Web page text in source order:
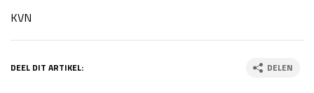
KVN
DEEL DIT ARTIKEL: DELEN